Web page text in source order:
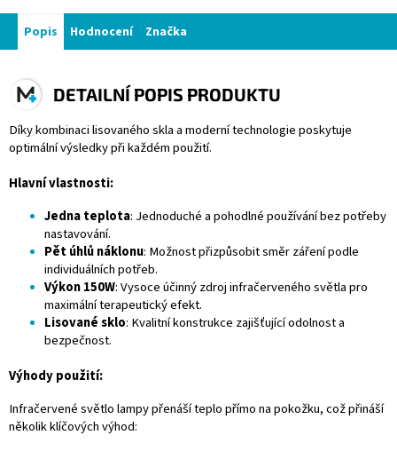
Popis Hodnocení Značka
DETAILNÍ POPIS PRODUKTU
Díky kombinaci lisovaného skla a moderní technologie poskytuje
optimální výsledky při každém použití.
Hlavní vlastnosti:
Jedna teplota: Jednoduché a pohodlné používání bez potřeby
nastavování.
Pět úhlů náklonu: Možnost přizpůsobit směr záření podle
individuálních potřeb.
Výkon 150W: Vysoce účinný zdroj infračerveného světla pro
maximální terapeutický efekt.
Lisované sklo: Kvalitní konstrukce zajišťující odolnost a
bezpečnost.
Výhody použití:
Infračervené světlo lampy přenáší teplo přímo na pokožku, což přináší
několik klíčových výhod: